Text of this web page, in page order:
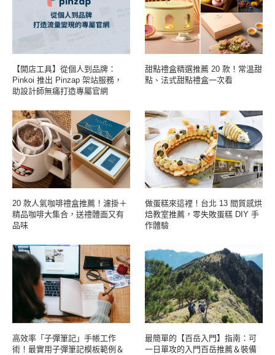
【開店工具】從個人到品牌：
Pinkoi 推出 Pinzap 架站服務，
助設計師無痛打造專屬官網
甜點禮盒精選推薦 20 款！常溫甜
點、法式甜點禮盒一次看
20 款人氣咖啡禮盒推薦！濾掛＋
精品咖啡大集合，送禮體面又有
品味
做蛋糕來這裡！台北 13 間質感烘
焙教室推薦，零失敗蛋糕 DIY 手
作體驗
高效率「子彈筆記」手帳工作
術！最實用子彈筆記模板範例＆
最簡單的【百岳入門】指南：可
一日單攻的入門百岳推薦＆裝備